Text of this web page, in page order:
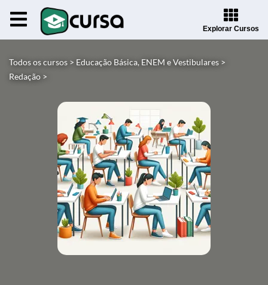
Explorar Cursos
Todos os cursos > Educação Básica, ENEM e Vestibulares >
Redação >